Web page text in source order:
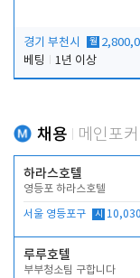
경기 부천시 월
베팅
1년 이상
채용 메인포
하라스호텔
영등포 하라스호텔
서울 영등포구 시
루루호텔
부부청소팀 구합니다